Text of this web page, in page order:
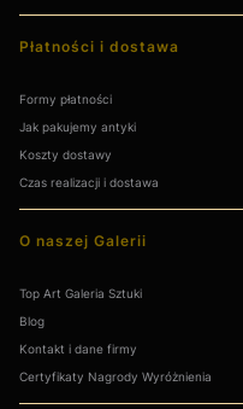
Płatności i dostawa
Formy płatności
Jak pakujemy antyki
Koszty dostawy
Czas realizacji i dostawa
O naszej Galerii
Top Art Galeria Sztuki
Blog
Kontakt i dane firmy
Certyfikaty Nagrody Wyróżnienia